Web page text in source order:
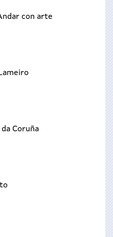
con arte
Coruña